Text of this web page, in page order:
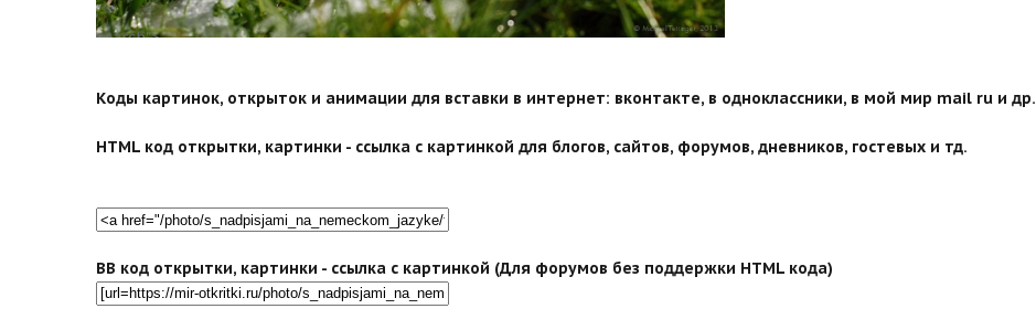
search">
Коды картинок, открыток и анимации для вставки в интернет: вконтакте, в одноклассники, в мой мир mail ru и др.
HTML код открытки, картинки - ссылка с картинкой для блогов, сайтов, форумов, дневников, гостевых и тд.
BB код открытки, картинки - ссылка с картинкой (Для форумов без поддержки HTML кода)